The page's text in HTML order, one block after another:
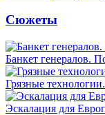
Сюжеты
Банкет генералов.
Грязные
Эскалация для